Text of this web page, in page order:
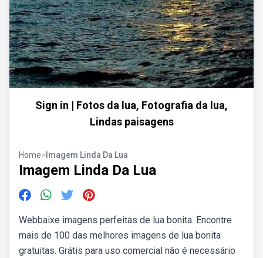
Sign in | Fotos da lua, Fotografia da lua,
Lindas paisagens
Home> Imagem Linda Da Lua
Imagem Linda Da Lua
Webbaixe imagens perfeitas de lua bonita. Encontre
mais de 100 das melhores imagens de lua bonita
gratuitas. Grátis para uso comercial não é necessário